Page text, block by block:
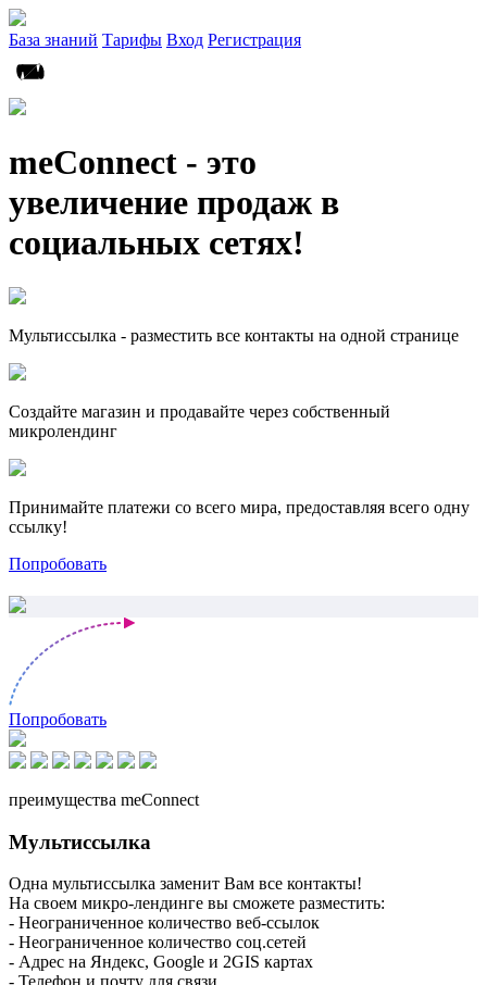
База знаний Тарифы Вход Регистрация
meConnect - это
увеличение продаж в
социальных сетях!
Мультиссылка - разместить все контакты на одной странице
Создайте магазин и продавайте через собственный
микролендинг
Принимайте платежи со всего мира, предоставляя всего одну
ссылку!
Попробовать
Попробовать
преимущества meConnect
Мультиссылка
Одна мультиссылка заменит Вам все контакты!
На своем микро-лендинге вы сможете разместить:
- Неограниченное количество веб-ссылок
- Неограниченное количество соц.сетей
- Адрес на Яндекс, Google и 2GIS картах